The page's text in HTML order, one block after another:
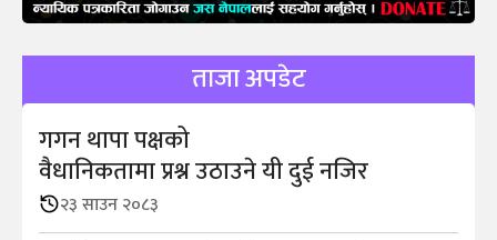
ताजा अपडेट
गगन थापा पक्षको
वैधानिकतामा प्रश्न उठाउने यी दुई नजिर
२३ साउन २०८३